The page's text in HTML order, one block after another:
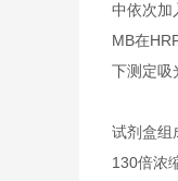
中依次加
MB在
下测定吸
试剂盒组
130倍浓